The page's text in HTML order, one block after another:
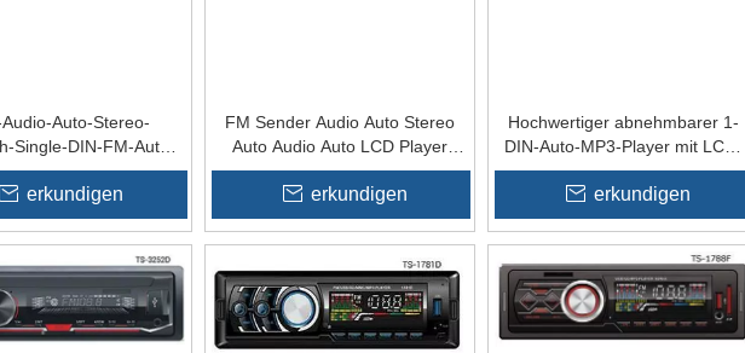
Auto-Stereo-
Single-DIN-FM-Auto-
Player
erkundigen
FM Sender Audio Auto Stereo
Auto Audio Auto LCD Player
Abnehmbare Panel Auto MP3
Player
erkundigen
Hochwertiger abnehmbarer 1-
DIN-Auto-MP3-Player mit LCD-
Bildschirm/Aux/USB/SD
erkundigen